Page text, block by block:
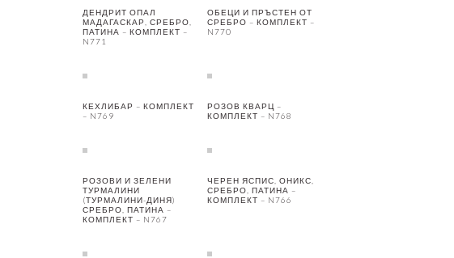
ДЕНДРИТ ОПАЛ
МАДАГАСКАР, СРЕБРО,
ПАТИНА – КОМПЛЕКТ –
N771
ОБЕЦИ И ПРЪСТЕН ОТ
СРЕБРО – КОМПЛЕКТ –
N770
КЕХЛИБАР – КОМПЛЕКТ
– N769
РОЗОВ КВАРЦ –
КОМПЛЕКТ – N768
РОЗОВИ И ЗЕЛЕНИ
ТУРМАЛИНИ
(ТУРМАЛИНИ-ДИНЯ)
СРЕБРО, ПАТИНА –
КОМПЛЕКТ – N767
ЧЕРЕН ЯСПИС, ОНИКС,
СРЕБРО, ПАТИНА –
КОМПЛЕКТ – N766